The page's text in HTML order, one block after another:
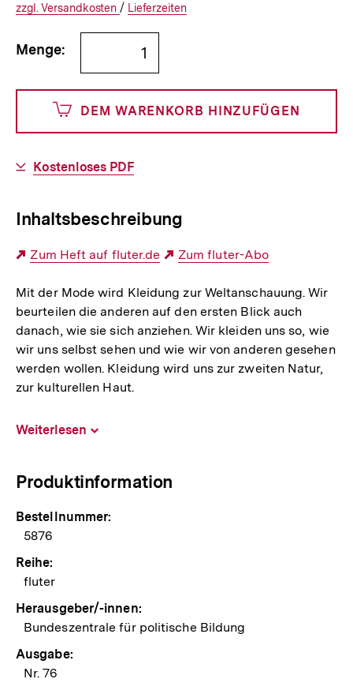
€
und
0
Cents
Versandkosten
Interner
Informationen
den
zzgl. zuzüglichen
Versandkosten/ Interner
Informationen
Lieferzeiten
Bestellmenge
angeben
Menge:
DEM WARENKORB HINZUFÜGEN
Download-
Kostenloses PDF
Inhaltsbeschreibung
Externer
Zum Heft auf fluter.de
Externer
Zum fluter-Abo
Mit der Mode wird Kleidung zur Weltanschauung. Wir
beurteilen die anderen auf den ersten Blick auch
danach, wie sie sich anziehen. Wir kleiden uns so, wie
wir uns selbst sehen und wie wir von anderen gesehen
werden wollen. Kleidung wird uns zur zweiten Natur,
zur kulturellen Haut.
Weiterlesen
Produktinformation
Bestellnummer:
5876
Reihe:
fluter
Herausgeber/-innen:
Bundeszentrale für politische Bildung
Ausgabe:
Nr. 76